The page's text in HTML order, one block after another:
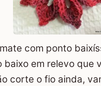
com ponto
baixo em relevo que
corte o fio ainda,